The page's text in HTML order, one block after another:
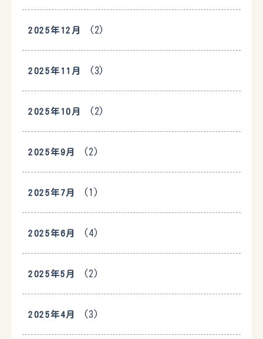
2025年12月 (2)
2025年11月 (3)
2025年10月 (2)
2025年9月 (2)
2025年7月 (1)
2025年6月 (4)
2025年5月 (2)
2025年4月 (3)